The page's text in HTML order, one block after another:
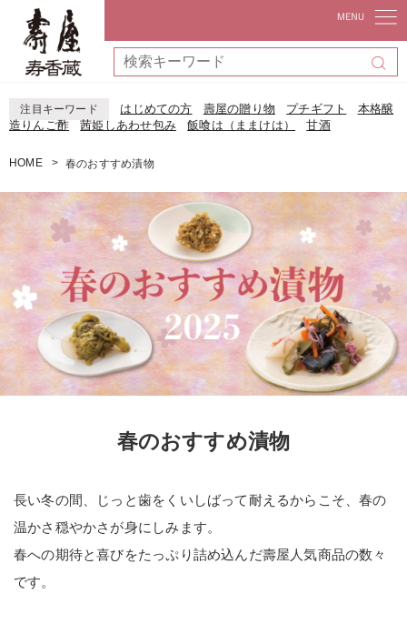
注目キーワード はじめての方 壽屋の贈り物 プチギフト
本格醸
造りんご酢
茜姫しあわせ包み 飯喰は（ままけは） 甘酒
HOME 春のおすすめ漬物
春のおすすめ漬物
長い冬の間、じっと歯をくいしばって耐えるからこそ、春の
温かさ穏やかさが身にしみます。
春への期待と喜びをたっぷり詰め込んだ壽屋人気商品の数々
です。